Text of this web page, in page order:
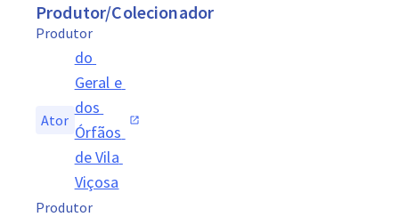
Produtor/Colecionador
Produtor
Ator
do
Geral e
dos
Órfãos
de Vila
Viçosa
Produtor